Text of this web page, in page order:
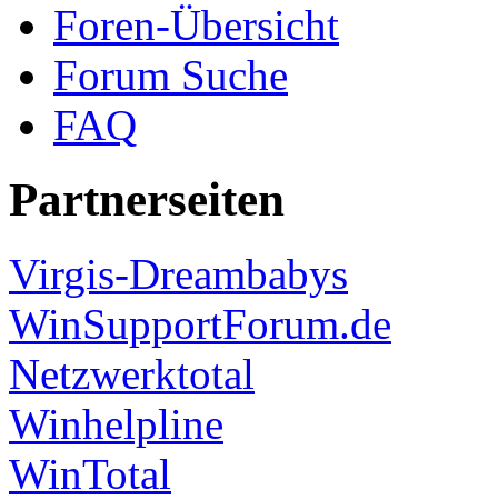
Foren-Übersicht
Forum Suche
FAQ
Partnerseiten
Virgis-Dreambabys
WinSupportForum.de
Netzwerktotal
Winhelpline
WinTotal